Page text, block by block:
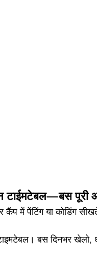
टाईमटेबल—बस पूरी
में पेंटिंग या कोडिंग
बस दिनभर